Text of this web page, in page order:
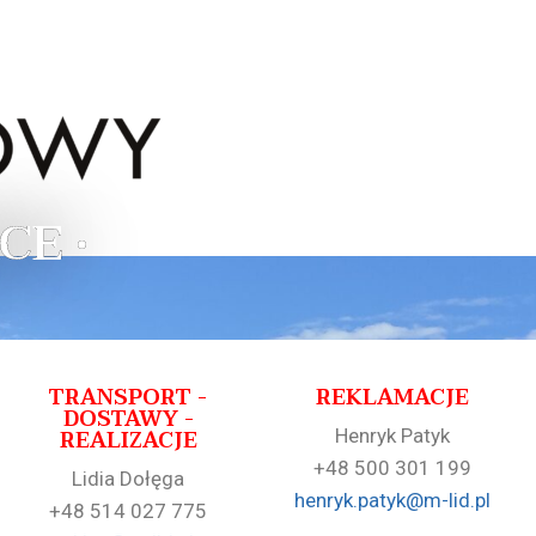
•
TRANSPORT -
DOSTAWY -
REALIZACJE
Lidia Dołęga
+48 514 027 775
REKLAMACJE
Henryk Patyk
+48 500 301 199
henryk.patyk@m-lid.pl